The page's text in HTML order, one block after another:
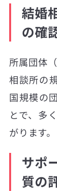
結婚
の確
所属団体
相談所の
国規模の
とで、多
がります。
サポ
質の